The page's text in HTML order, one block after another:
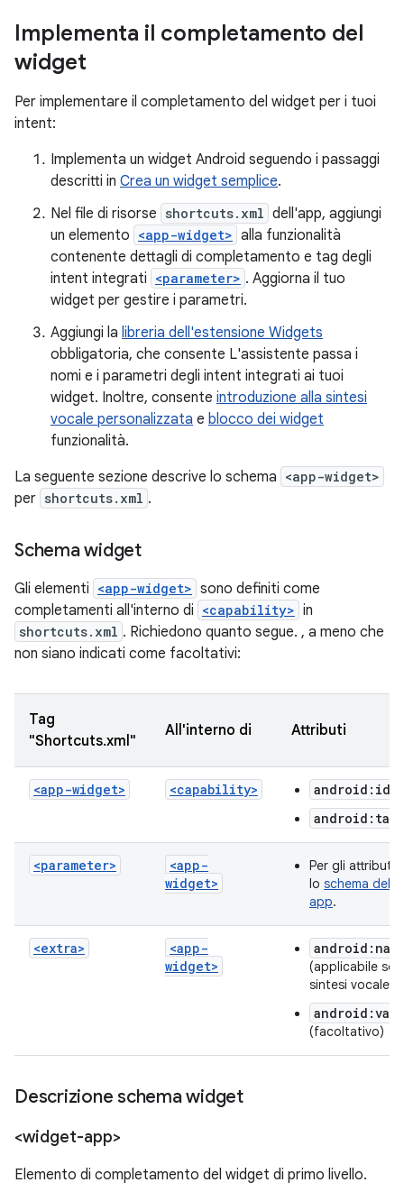
Implementa il completamento del
widget
Per implementare il completamento del widget per i tuoi
intent:
Implementa un widget Android seguendo i passaggi
descritti in Crea un widget semplice.
Nel file di risorse shortcuts.xml dell'app, aggiungi
un elemento <app-widget> alla funzionalità
contenente dettagli di completamento e tag degli
intent integrati <parameter> . Aggiorna il tuo
widget per gestire i parametri.
Aggiungi la libreria dell'estensione Widgets
obbligatoria, che consente L'assistente passa i
nomi e i parametri degli intent integrati ai tuoi
widget. Inoltre, consente introduzione alla sintesi
vocale personalizzata e blocco dei widget
funzionalità.
La seguente sezione descrive lo schema <app-widget>
per shortcuts.xml .
Schema widget
Gli elementi <app-widget> sono definiti come
completamenti all'interno di <capability> in
shortcuts.xml . Richiedono quanto segue. , a meno che
non siano indicati come facoltativi:
Tag
"Shortcuts.xml"
All'interno di Attributi
<app-widget> <capability>
<parameter>
<app-
widget>
Per gli attributi,
lo schema
app.
<extra>
<app-
widget>
(applicabile
sintesi vocale)
(facoltativo)
Descrizione schema widget
<widget-app>
Elemento di completamento del widget di primo livello.